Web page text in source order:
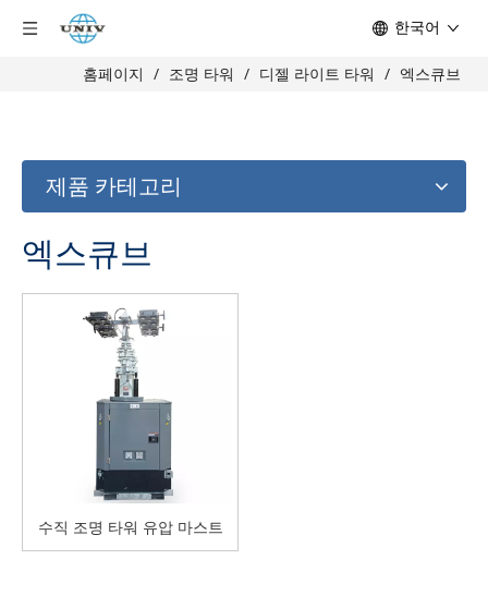
한국어
홈페이지 / 조명 타워 / 디젤 라이트 타워 / 엑스큐브
제품 카테고리
엑스큐브
수직 조명 타워 유압 마스트